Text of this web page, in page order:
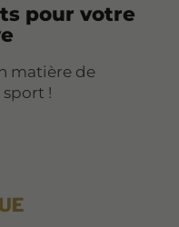
pour votre
matière de
!